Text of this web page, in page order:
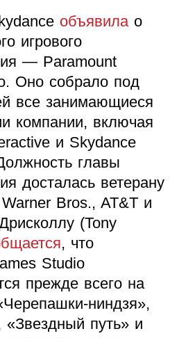
объявилао
игрового
— Paramount
Оно собрало под
все занимающиеся
компании, включая
и Skydance
главы
досталась ветерану
Bros., AT&T и
(Tony
, что
Studio
прежде всего на
ниндзя»,
«Звездный путь» и